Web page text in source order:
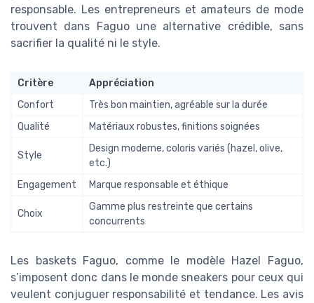
responsable. Les entrepreneurs et amateurs de mode
trouvent dans Faguo une alternative crédible, sans
sacrifier la qualité ni le style.
Critère
Appréciation
Confort
Très bon maintien, agréable sur la durée
Qualité
Matériaux robustes, finitions soignées
Style
Design moderne, coloris variés (hazel, olive,
etc.)
Engagement
Marque responsable et éthique
Choix
Gamme plus restreinte que certains
concurrents
Les baskets Faguo, comme le modèle Hazel Faguo,
s’imposent donc dans le monde sneakers pour ceux qui
veulent conjuguer responsabilité et tendance. Les avis